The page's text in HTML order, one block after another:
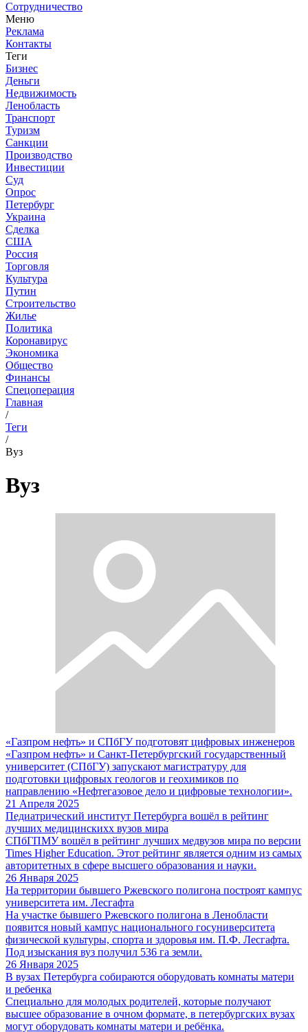
Сотрудничество
Меню
Реклама
Контакты
Теги
Бизнес
Деньги
Недвижимость
Ленобласть
Транспорт
Туризм
Санкции
Производство
Инвестиции
Суд
Опрос
Петербург
Украина
Сделка
США
Россия
Торговля
Культура
Путин
Строительство
Жилье
Политика
Коронавирус
Экономика
Общество
Финансы
Спецоперация
Главная
/
Теги
/
Вуз
Вуз
«Газпром нефть» и СПбГУ подготовят цифровых инженеров
«Газпром нефть» и Санкт-Петербургский государственный
университет (СПбГУ) запускают магистратуру для
подготовки цифровых геологов и геохимиков по
направлению «Нефтегазовое дело и цифровые технологии».
21 Апреля 2025
Педиатрический институт Петербурга вошёл в рейтинг
лучших медицинскихх вузов мира
СПбГПМУ вошёл в рейтинг лучших медвузов мира по версии
Times Higher Education. Этот рейтинг является одним из самых
авторитетных в сфере высшего образования и науки.
26 Января 2025
На территории бывшего Ржевского полигона построят кампус
университета им. Лесгафта
На участке бывшего Ржевского полигона в Ленобласти
появится новый кампус национального госуниверситета
физической культуры, спорта и здоровья им. П.Ф. Лесгафта.
Под изыскания вуз получил 536 га земли.
26 Января 2025
В вузах Петербурга собираются оборудовать комнаты матери
и ребенка
Специально для молодых родителей, которые получают
высшее образование в очном формате, в петербургских вузах
могут оборудовать комнаты матери и ребёнка.